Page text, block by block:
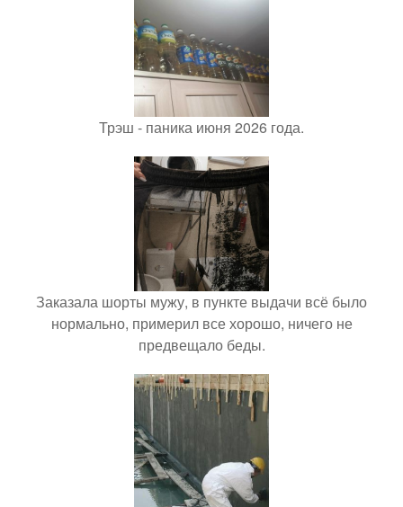
Трэш - паника июня 2026 года.
Заказала шорты мужу, в пункте выдачи всё было
нормально, примерил все хорошо, ничего не
предвещало беды.